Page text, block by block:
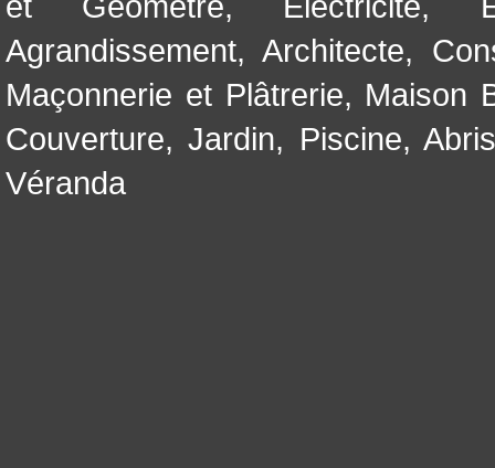
Agrandissement, Architecte,
Maçonnerie et Plâtrerie, Maison
Couverture,Jardin, Piscine,
Véranda